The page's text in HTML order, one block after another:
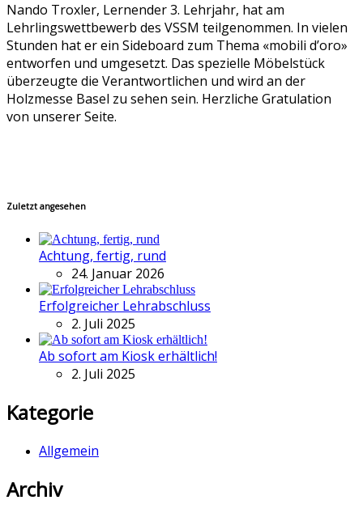
Nando Troxler, Lernender 3. Lehrjahr, hat am
Lehrlingswettbewerb des VSSM teilgenommen. In vielen
Stunden hat er ein Sideboard zum Thema «mobili d’oro»
entworfen und umgesetzt. Das spezielle Möbelstück
überzeugte die Verantwortlichen und wird an der
Holzmesse Basel zu sehen sein. Herzliche Gratulation
von unserer Seite.
Zuletzt angesehen
Achtung, fertig, rund
24. Januar 2026
Erfolgreicher Lehrabschluss
2. Juli 2025
Ab sofort am Kiosk erhältlich!
2. Juli 2025
Kategorie
Allgemein
Archiv